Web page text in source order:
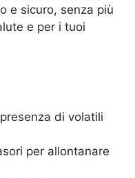
e sicuro, senza più
e per i tuoi
di volatili
per allontanare